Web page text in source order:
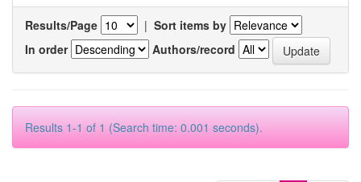
Results/Page | Sort items by
In order
Authors/record
Results 1-1 of 1 (Search time: 0.001 seconds).